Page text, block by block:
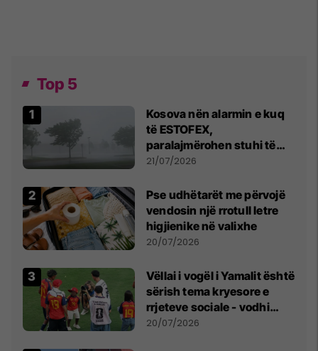
Top 5
Kosova nën alarmin e kuq
të ESTOFEX,
paralajmërohen stuhi të
fuqishme me breshër dhe
21/07/2026
Pse udhëtarët me përvojë
vendosin një rrotull letre
higjienike në valixhe
20/07/2026
Vëllai i vogël i Yamalit është
sërish tema kryesore e
rrjeteve sociale - vodhi
vëmendjen pas finales së
20/07/2026